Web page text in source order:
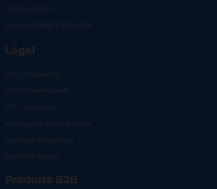
Page de status
Carlo Business | Dashboard
Légal
CGU | Utilisateurs
CGV | Commerçants
CGU Lemonway
Politique de confidentialité
Politique des cookies
Mentions légales
Produits B2B